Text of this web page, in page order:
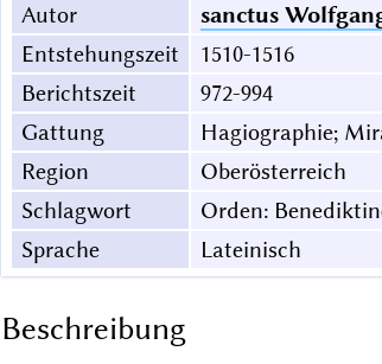
Autor
sanctus
Entstehungszeit
1510-1516
Berichtszeit
972-994
Gattung
Hagiographie;
Region
Oberösterreich
Schlagwort
Orden:
Sprache
Lateinisch
Beschreibung